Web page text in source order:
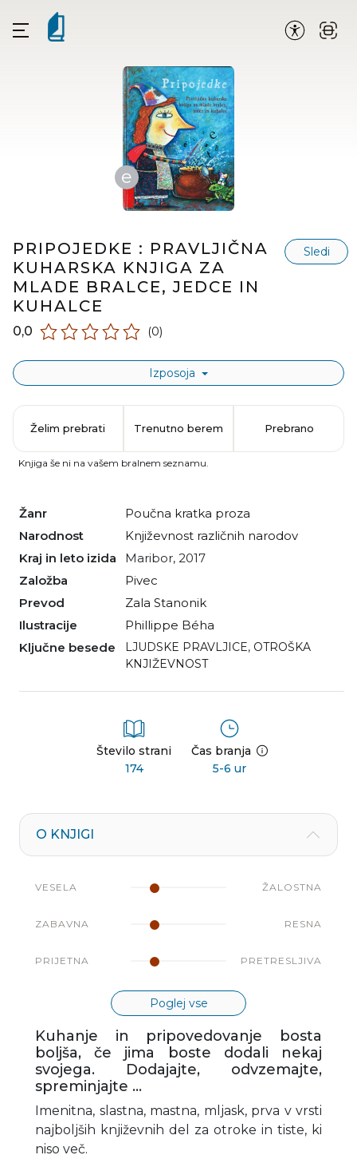
e
PRIPOJEDKE : PRAVLJIČNA
KUHARSKA KNJIGA ZA
MLADE BRALCE, JEDCE IN
KUHALCE
Sledi
0,0 (0)
Izposoja
Žanr
poučna kratka proza
Narodnost
Književnost različnih narodov
Kraj in leto izida
Maribor, 2017
Založba
Pivec
Prevod
Zala Stanonik
Ilustracije
Phillippe Béha
Ključne besede
LJUDSKE PRAVLJICE, OTROŠKA
KNJIŽEVNOST
Število strani
174
Čas branja
5-6 ur
Želim prebrati Trenutno berem Prebrano
Knjiga še ni na vašem bralnem seznamu.
O KNJIGI
VESELA ŽALOSTNA
ZABAVNA RESNA
PRIJETNA PRETRESLJIVA
Poglej vse
Kuhanje in pripovedovanje bosta
boljša, če jima boste dodali nekaj
svojega. Dodajajte, odvzemajte,
spreminjajte …
Imenitna, slastna, mastna, mljask, prva v vrsti
najboljših književnih del za otroke in tiste, ki
niso več.